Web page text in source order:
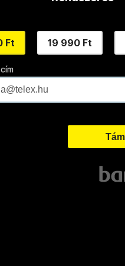
Ft 19 990 Ft